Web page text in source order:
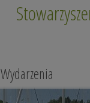
Wydarzenia